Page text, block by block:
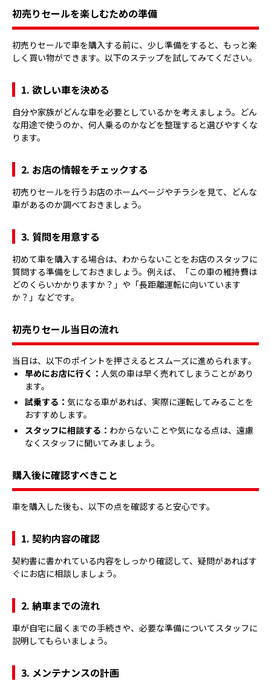
初売りセールを楽しむための準備
初売りセールで車を購入する前に、少し準備をすると、もっと楽
しく買い物ができます。以下のステップを試してみてください。
1. 欲しい車を決める
自分や家族がどんな車を必要としているかを考えましょう。どん
な用途で使うのか、何人乗るのかなどを整理すると選びやすくな
ります。
2. お店の情報をチェックする
初売りセールを行うお店のホームページやチラシを見て、どんな
車があるのか調べておきましょう。
3. 質問を用意する
初めて車を購入する場合は、わからないことをお店のスタッフに
質問する準備をしておきましょう。例えば、「この車の維持費は
どのくらいかかりますか？」や「長距離運転に向いています
か？」などです。
初売りセール当日の流れ
当日は、以下のポイントを押さえるとスムーズに進められます。
早めにお店に行く： 人気の車は早く売れてしまうことがあり
ます。
試乗する： 気になる車があれば、実際に運転してみることを
おすすめします。
スタッフに相談する： わからないことや気になる点は、遠慮
なくスタッフに聞いてみましょう。
購入後に確認すべきこと
車を購入した後も、以下の点を確認すると安心です。
1. 契約内容の確認
契約書に書かれている内容をしっかり確認して、疑問があればす
ぐにお店に相談しましょう。
2. 納車までの流れ
車が自宅に届くまでの手続きや、必要な準備についてスタッフに
説明してもらいましょう。
3. メンテナンスの計画